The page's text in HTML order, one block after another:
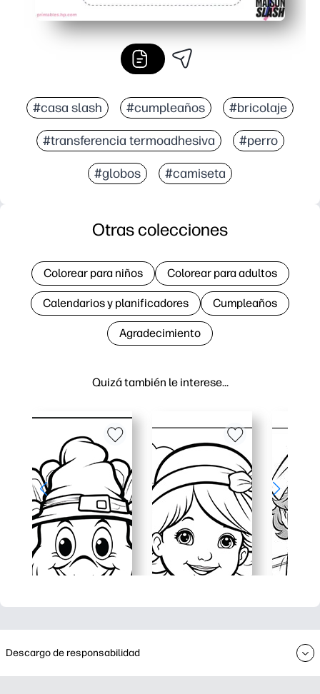
#casa slash #cumpleaños #bricolaje
#transferencia termoadhesiva #perro
#globos #camiseta
Quizá también le interese…
Otras colecciones
Colorear para niños Colorear para adultos
Calendarios y planificadores Cumpleaños
Agradecimiento
Descargo de responsabilidad